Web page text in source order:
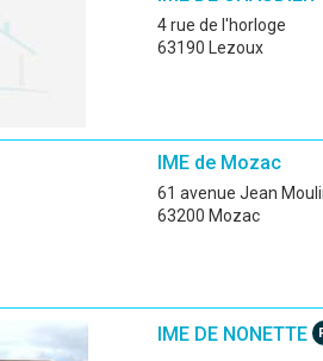
4 rue de l'horloge
63190 Lezoux
IME de Mozac
61 avenue Jean
63200 Mozac
IME DE NONETTE